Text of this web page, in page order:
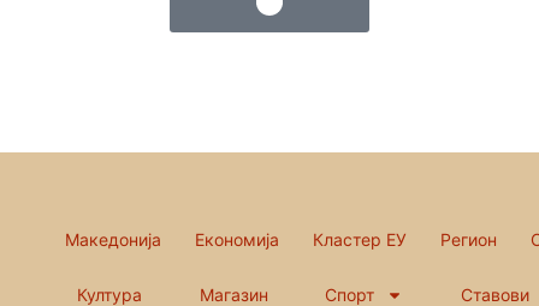
Македонија Економија Кластер ЕУ Регион
Култура Магазин Спорт Ставови